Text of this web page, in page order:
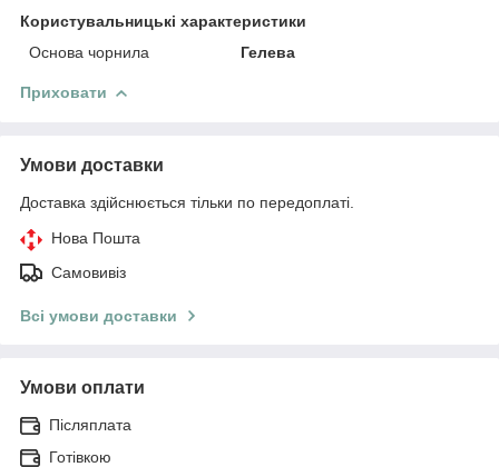
Користувальницькі характеристики
Основа чорнила
Гелева
Приховати
Умови доставки
Доставка здійснюється тільки по передоплаті.
Нова Пошта
Самовивіз
Всі умови доставки
Умови оплати
Післяплата
Готівкою